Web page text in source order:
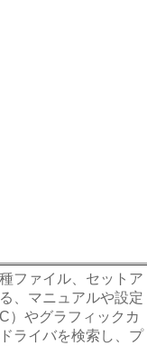
ファイル、セットア
、マニュアルや設定
）やグラフィックカ
ライバを検索し、プ